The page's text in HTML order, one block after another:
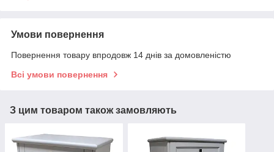
Умови повернення
Повернення товару впродовж 14 днів за домовленістю
Всі умови повернення
З цим товаром також замовляють